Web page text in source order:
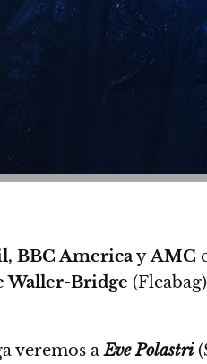
BBC AmericayAMC
Waller-Bridge
veremos aEve Polastri